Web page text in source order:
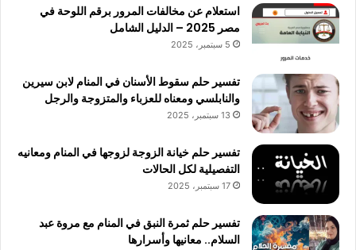
استعلام عن مخالفات المرور برقم اللوحة في
مصر 2025 – الدليل الشامل
5 سبتمبر، 2025
تفسير حلم سقوط الأسنان في المنام لابن سيرين
والنابلسي ومعناه للعزباء والمتزوجة والرجل
13 سبتمبر، 2025
تفسير حلم خيانة الزوجة لزوجها في المنام ومعانيه
التفصيلية لكل الحالات
17 سبتمبر، 2025
تفسير حلم ثمرة النبق في المنام مع مروة عبد
السلام.. معانيها وأسرارها